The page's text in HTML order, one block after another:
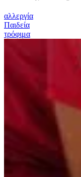
αλλεργία
Παιδεία
τρόφιμα